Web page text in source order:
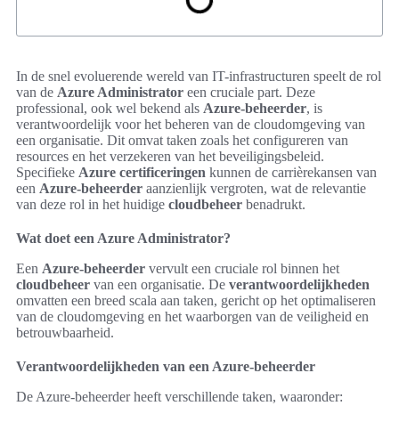
In de snel evoluerende wereld van IT-infrastructuren speelt de rol
van de Azure Administrator een cruciale part. Deze
professional, ook wel bekend als Azure-beheerder, is
verantwoordelijk voor het beheren van de cloudomgeving van
een organisatie. Dit omvat taken zoals het configureren van
resources en het verzekeren van het beveiligingsbeleid.
Specifieke Azure certificeringen kunnen de carrièrekansen van
een Azure-beheerder aanzienlijk vergroten, wat de relevantie
van deze rol in het huidige cloudbeheer benadrukt.
Wat doet een Azure Administrator?
Een Azure-beheerder vervult een cruciale rol binnen het
cloudbeheer van een organisatie. De verantwoordelijkheden
omvatten een breed scala aan taken, gericht op het optimaliseren
van de cloudomgeving en het waarborgen van de veiligheid en
betrouwbaarheid.
Verantwoordelijkheden van een Azure-beheerder
De Azure-beheerder heeft verschillende taken, waaronder: